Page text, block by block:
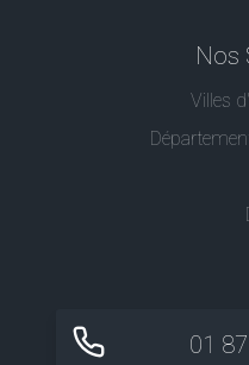
Nos
Villes
01